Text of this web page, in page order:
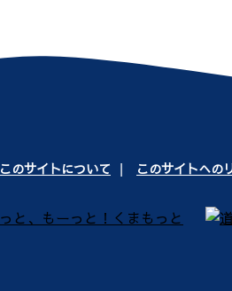
このサイトについて このサイトへの